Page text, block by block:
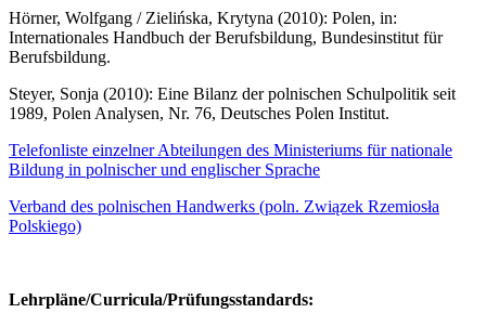
Hörner, Wolfgang / Zielińska, Krytyna (2010): Polen, in:
Internationales Handbuch der Berufsbildung, Bundesinstitut für
Berufsbildung.
Steyer, Sonja (2010): Eine Bilanz der polnischen Schulpolitik seit
1989, Polen Analysen, Nr. 76, Deutsches Polen Institut.
Telefonliste einzelner Abteilungen des Ministeriums für nationale
Bildung in polnischer und englischer Sprache
Verband des polnischen Handwerks (poln. Związek Rzemiosła
Polskiego)
Lehrpläne/Curricula/Prüfungsstandards: